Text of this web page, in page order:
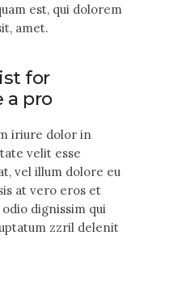
est, qui dolorem
amet.
for
a pro
iriure dolor in
velit esse
vel illum dolore eu
at vero eros et
dignissim qui
zzril delenit